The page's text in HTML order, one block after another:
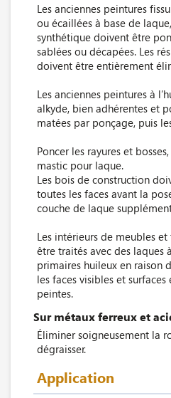
Les anciennes peintures
ou écaillées à base de
synthétique doivent être
sablées ou décapées. Les
doivent être entièrement
Les anciennes peintures à
alkyde, bien adhérentes et
matées par ponçage, puis
Poncer les rayures et
mastic pour laque.
Les bois de construction
toutes les faces avant la
couche de laque
Les intérieurs de meubles
être traités avec des laques
primaires huileux en raison
les faces visibles et
peintes.
Sur métaux ferreux et
Éliminer soigneusement la
dégraisser.
Application